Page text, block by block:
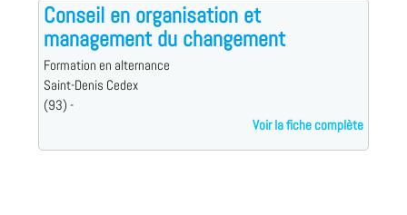
Conseil en organisation et
management du changement
Formation en alternance
Saint-Denis Cedex
(93) -
Voir la fiche complète